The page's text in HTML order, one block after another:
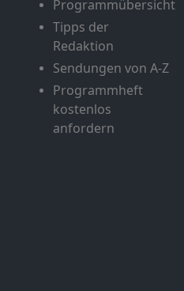
Programmübersicht
Tipps der
Redaktion
Sendungen von A-Z
Programmheft
kostenlos
anfordern